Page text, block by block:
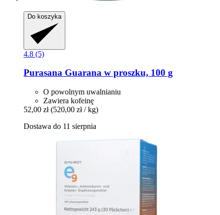
Do koszyka
4.8 (5)
Purasana Guarana w proszku, 100 g
O powolnym uwalnianiu
Zawiera kofeinę
52,00 zł (520,00 zł / kg)
Dostawa do 11 sierpnia